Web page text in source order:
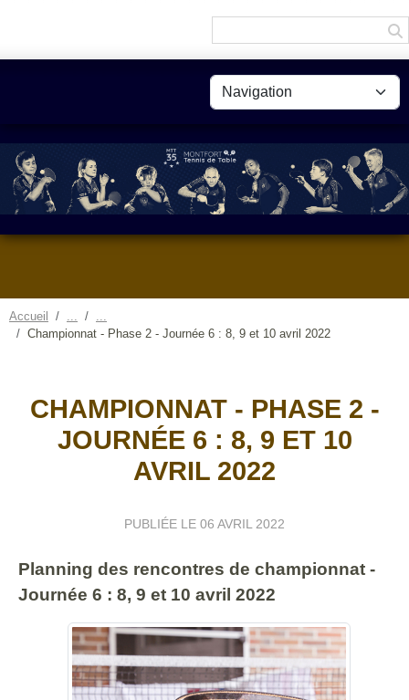
Accueil
Championnat - Phase 2 - Journée 6 : 8, 9 et 10 avril 2022
CHAMPIONNAT - PHASE 2 -
JOURNÉE 6 : 8, 9 ET 10
AVRIL 2022
PUBLIÉE LE 06 AVRIL 2022
Planning des rencontres de championnat -
Journée 6 : 8, 9 et 10 avril 2022